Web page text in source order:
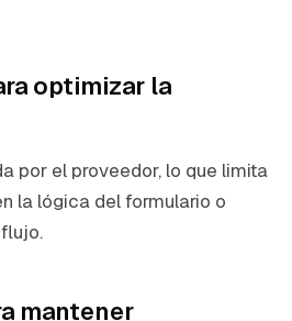
optimizar la
por el proveedor, lo que limita
la lógica del formulario o
mantener